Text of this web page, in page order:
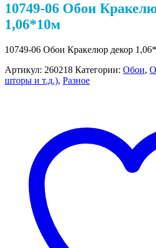
10749-06 Обои
1,06*10м
10749-06 Обои Кракелюр декор
Артикул: 260218 Категории: Обои,
шторы и т.д.), Разное